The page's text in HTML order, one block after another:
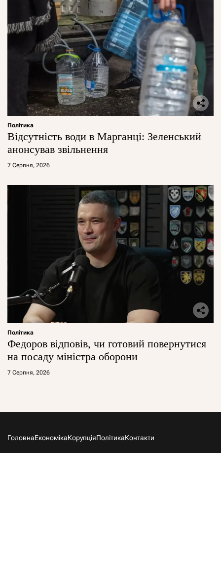
Політика
Відсутність води в Марганці: Зеленський
анонсував звільнення
7 Серпня, 2026
Політика
Федоров відповів, чи готовий повернутися
на посаду міністра оборони
7 Серпня, 2026
ГоловнаЕкономікаКорупціяПолітикаКонтакти